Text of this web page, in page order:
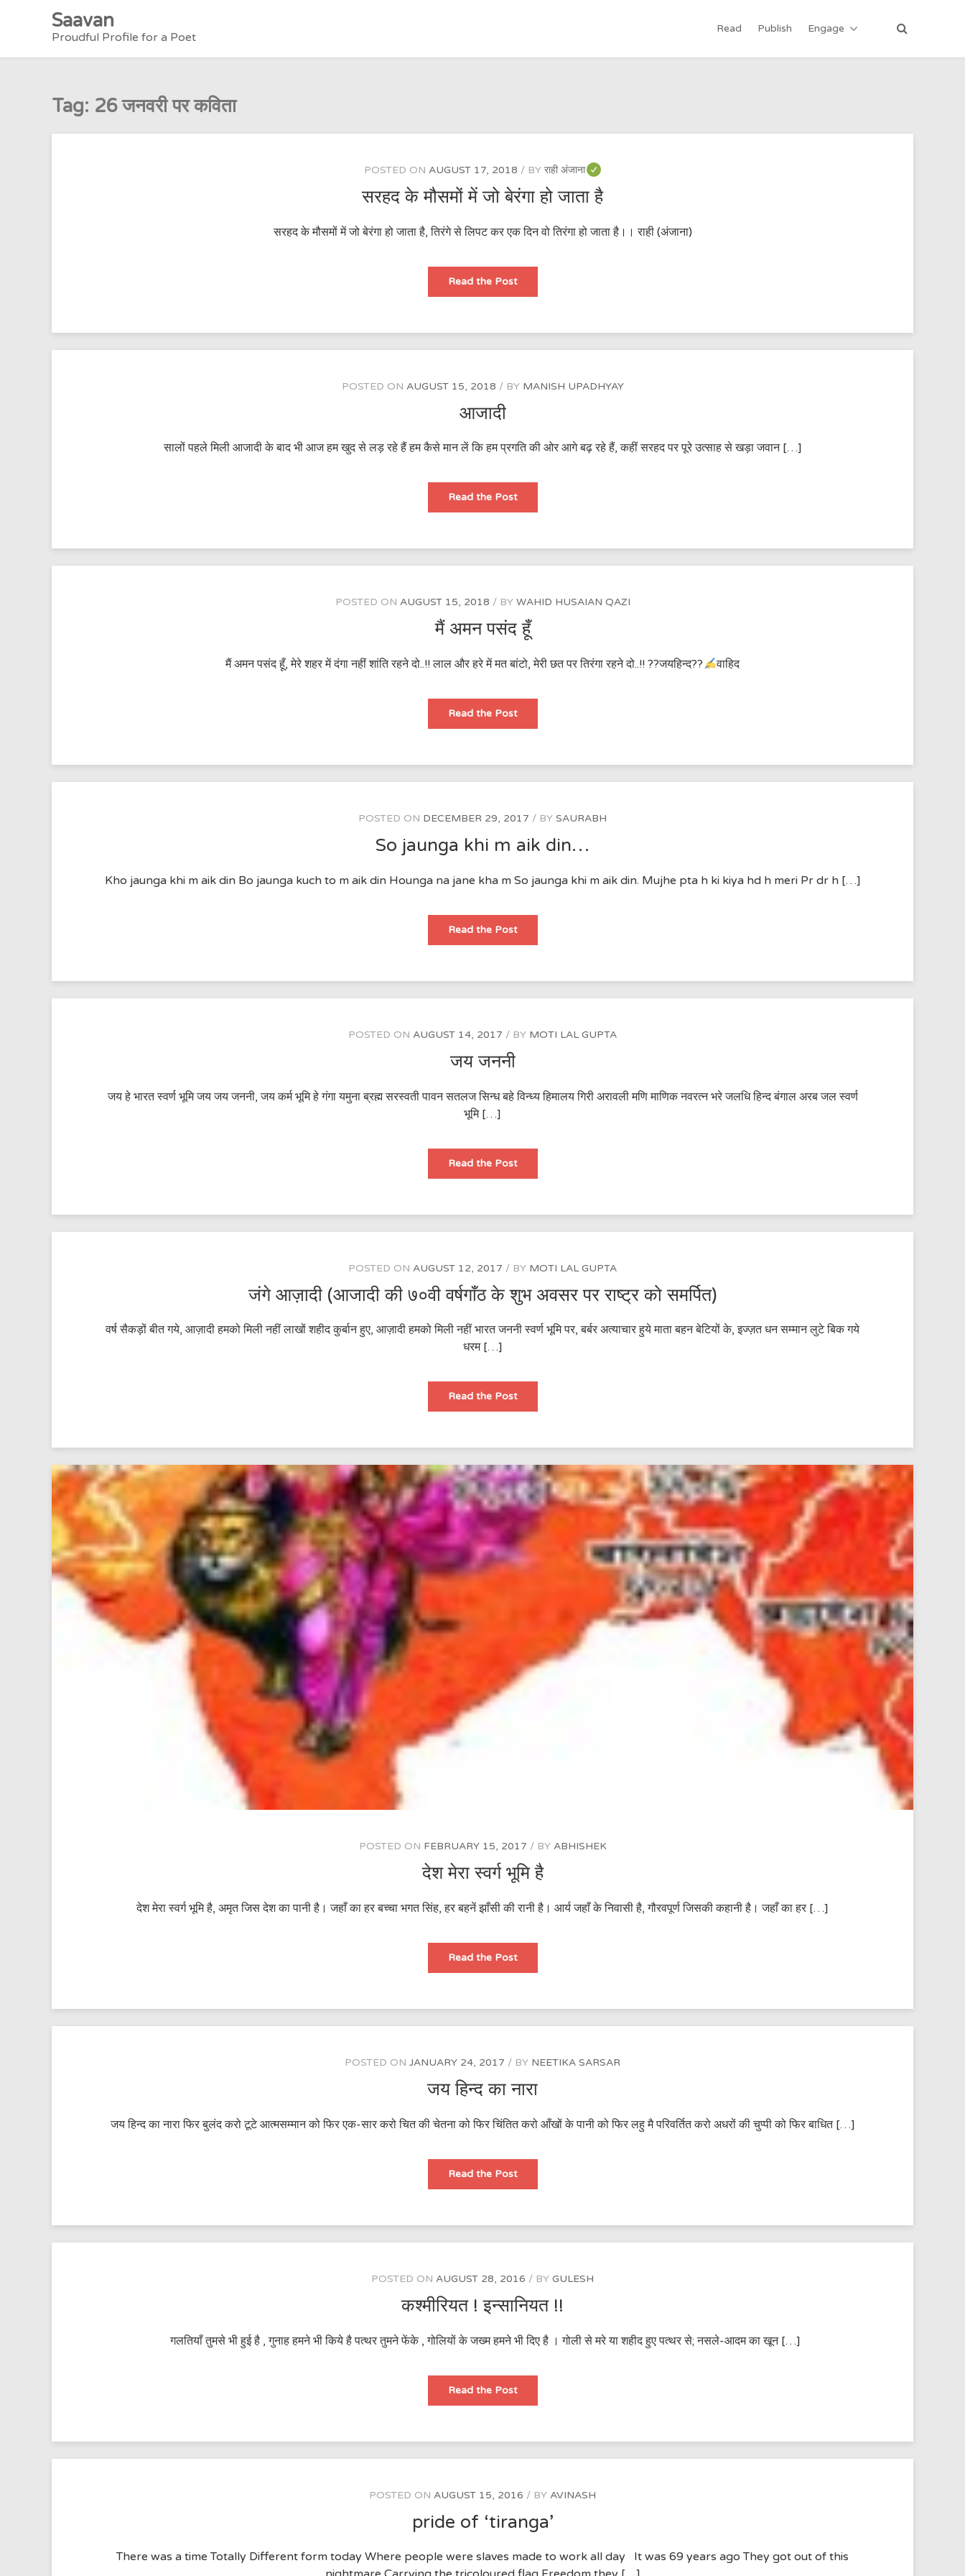
Saavan
Proudful Profile for a Poet
Read Publish Engage
Tag: 26 जनवरी पर कविता
POSTED ON AUGUST 17, 2018 BY राही अंजाना
सरहद के मौसमों में जो बेरंगा हो जाता है
सरहद के मौसमों में जो बेरंगा हो जाता है, तिरंगे से लिपट कर एक दिन वो तिरंगा हो जाता है।। राही (अंजाना)
Read the Postसरहद
मौसमों
बेरंगा
जाता
POSTED ON AUGUST 15, 2018 BY MANISH UPADHYAY
आजादी
सालों पहले मिली आजादी के बाद भी आज हम खुद से लड़ रहे हैं हम कैसे मान लें कि हम प्रगति की ओर आगे बढ़ रहे हैं, कहीं सरहद पर पूरे उत्साह से खड़ा जवान […]
Read the Postआजादी
POSTED ON AUGUST 15, 2018 BY WAHID HUSAIAN QAZI
मैं अमन पसंद हूँ
मैं अमन पसंद हूँ, मेरे शहर में दंगा नहीं शांति रहने दो..!! लाल और हरे में मत बांटो, मेरी छत पर तिरंगा रहने दो..!! ??जयहिन्द?? वाहिद
Read the Postमैं
पसंद
POSTED ON DECEMBER 29, 2017 BY SAURABH
So jaunga khi m aik din…
Kho jaunga khi m aik din Bo jaunga kuch to m aik din Hounga na jane kha m So jaunga khi m aik din. Mujhe pta h ki kiya hd h meri Pr dr h […]
Read the PostSo
khi
din…
POSTED ON AUGUST 14, 2017 BY MOTI LAL GUPTA
जय जननी
जय हे भारत स्वर्ण भूमि जय जय जननी, जय कर्म भूमि हे गंगा यमुना ब्रह्म सरस्वती पावन सतलज सिन्ध बहे विन्ध्य हिमालय गिरी अरावली मणि माणिक नवरत्न भरे जलधि हिन्द बंगाल अरब जल स्वर्ण
भूमि […]
Read the Postजय
POSTED ON AUGUST 12, 2017 BY MOTI LAL GUPTA
जंगे आज़ादी (आजादी की ७०वी वर्षगाँठ के शुभ अवसर पर राष्ट्र को समर्पित)
वर्ष सैकड़ों बीत गये, आज़ादी हमको मिली नहीं लाखों शहीद कुर्बान हुए, आज़ादी हमको मिली नहीं भारत जननी स्वर्ण भूमि पर, बर्बर अत्याचार हुये माता बहन बेटियों के, इज्ज़त धन सम्मान लुटे बिक गये
धरम […]
Read the Postजंगे
(आजादी
वर्षगाँठ
शुभ
अवसर
पर
राष्ट्र
को
समर्पित)
POSTED ON FEBRUARY 15, 2017 BY ABHISHEK
देश मेरा स्वर्ग भूमि है
देश मेरा स्वर्ग भूमि है, अमृत जिस देश का पानी है। जहाँ का हर बच्चा भगत सिंह, हर बहनें झाँसी की रानी है। आर्य जहाँ के निवासी है, गौरवपूर्ण जिसकी कहानी है। जहाँ का हर […]
Read the Postदेश
स्वर्ग
POSTED ON JANUARY 24, 2017 BY NEETIKA SARSAR
जय हिन्द का नारा
जय हिन्द का नारा फिर बुलंद करो टूटे आत्मसम्मान को फिर एक-सार करो चित की चेतना को फिर चिंतित करो आँखों के पानी को फिर लहु मै परिवर्तित करो अधरों की चुप्पी को फिर बाधित […]
Read the Postजय
का
POSTED ON AUGUST 28, 2016 BY GULESH
कश्मीरियत ! इन्सानियत !!
गलतियाँ तुमसे भी हुई है , गुनाह हमने भी किये है पत्थर तुमने फेंके , गोलियों के जख्म हमने भी दिए है । गोली से मरे या शहीद हुए पत्थर से; नसले-आदम का खून […]
Read the Postकश्मीरियत
इन्सानियत
POSTED ON AUGUST 15, 2016 BY AVINASH
pride of ‘tiranga’
There was a time Totally Different form today Where people were slaves made to work all day It was 69 years ago They got out of this